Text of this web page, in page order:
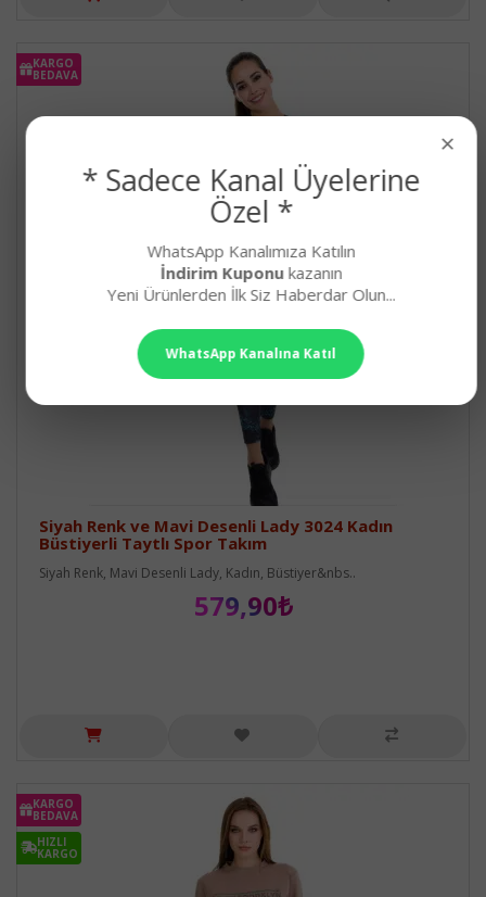
KARGO
BEDAVA
Siyah Renk ve Mavi Desenli Lady 3024 Kadın
Büstiyerli Taytlı Spor Takım
Siyah Renk, Mavi Desenli Lady, Kadın, Büstiyer&nbs..
579,90₺
KARGO
BEDAVA
HIZLI
KARGO
×
* Sadece Kanal Üyelerine
Özel *
WhatsApp Kanalımıza Katılın
İndirim Kuponukazanın
Yeni Ürünlerden İlk Siz Haberdar Olun...
WhatsApp Kanalına Katıl